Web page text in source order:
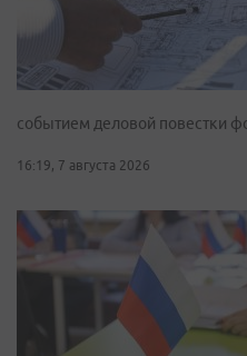
событием деловой повестки
16:19, 7 августа 2026